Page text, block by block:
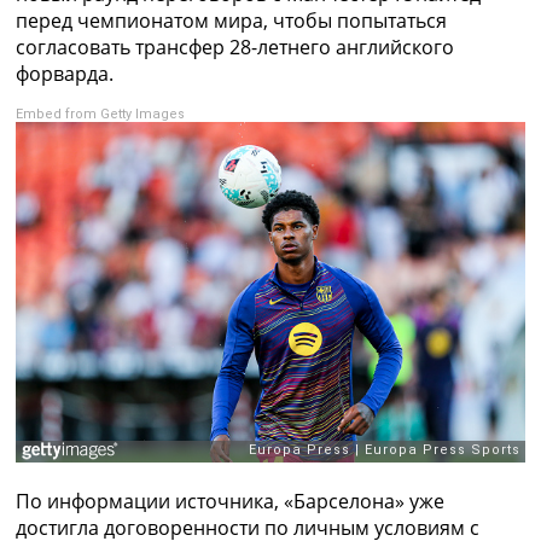
Рейтинг ФИФА
ТВ программа
RU
UA
Categories
Главная
Новости футбола
Видео
Трансферы
Новости футбола Украины
Последние комментарии
Конкурс прогнозов
Логин
Рейтинги
Правила
Турниры
Чемпионат Мира
перед чемпионатом мира, чтобы попытаться
согласовать трансфер 28-летнего английского
форварда.
Embed from Getty Images
По информации источника, «Барселона» уже
достигла договоренности по личным условиям с